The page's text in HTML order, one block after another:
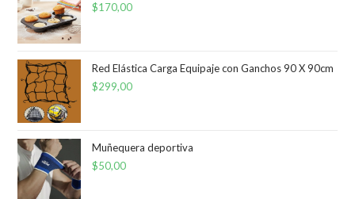
$170,00
Red Elástica Carga Equipaje con Ganchos 90 X 90cm
$299,00
Muñequera deportiva
$50,00